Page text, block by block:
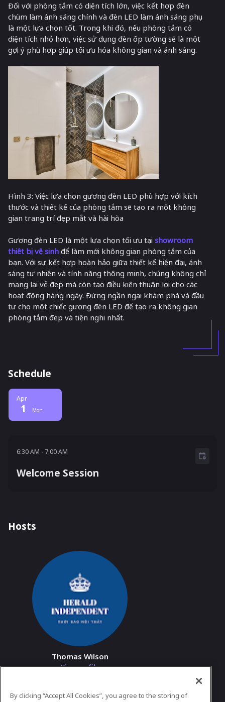
Đối với phòng tắm có diện tích lớn, việc kết hợp đèn
chùm làm ánh sáng chính và đèn LED làm ánh sáng phụ
là một lựa chọn tốt. Trong khi đó, nếu phòng tắm có
diện tích nhỏ hơn, việc sử dụng đèn ốp tường sẽ là một
gợi ý phù hợp giúp tối ưu hóa không gian và ánh sáng.
Hình 3: Việc lựa chọn gương đèn LED phù hợp với kích
thước và thiết kế của phòng tắm sẽ tạo ra một không
gian trang trí đẹp mắt và hài hòa
Gương đèn LED là một lựa chọn tối ưu tại showroom
thiêt bị vệ sinh để làm mới không gian phòng tắm của
bạn. Với sự kết hợp hoàn hảo giữa thiết kế hiện đại, ánh
sáng tự nhiên và tính năng thông minh, chúng không chỉ
mang lại vẻ đẹp mà còn tạo điều kiện thuận lợi cho các
hoạt động hàng ngày. Đừng ngần ngại khám phá và đầu
tư cho một chiếc gương đèn LED để tạo ra không gian
phòng tắm đẹp và tiện nghi nhất.
Schedule
Apr
1 Mon
Welcome Session
6:30 AM - 7:00 AM
Hosts
Thomas Wilson
View profile
By clicking “Accept All Cookies”, you agree to the storing of